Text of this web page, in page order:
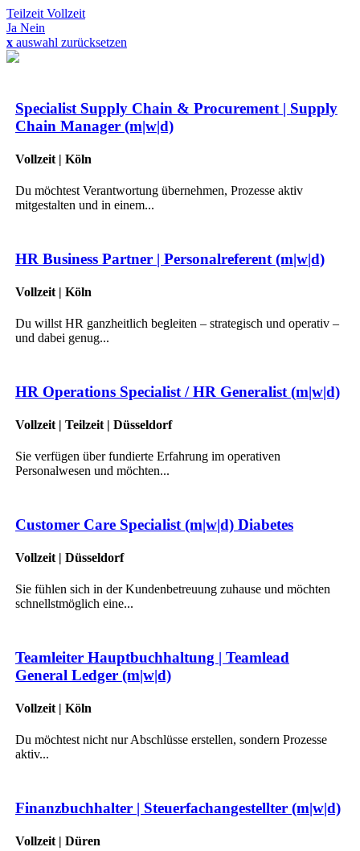
Teilzeit Vollzeit
Ja Nein
x auswahl zurücksetzen
Specialist Supply Chain & Procurement | Supply
Chain Manager (m|w|d)
Vollzeit | Köln
Du möchtest Verantwortung übernehmen, Prozesse aktiv
mitgestalten und in einem...
HR Business Partner | Personalreferent (m|w|d)
Vollzeit | Köln
Du willst HR ganzheitlich begleiten – strategisch und operativ –
und dabei genug...
HR Operations Specialist / HR Generalist (m|w|d)
Vollzeit | Teilzeit | Düsseldorf
Sie verfügen über fundierte Erfahrung im operativen
Personalwesen und möchten...
Customer Care Specialist (m|w|d) Diabetes
Vollzeit | Düsseldorf
Sie fühlen sich in der Kundenbetreuung zuhause und möchten
schnellstmöglich eine...
Teamleiter Hauptbuchhaltung | Teamlead
General Ledger (m|w|d)
Vollzeit | Köln
Du möchtest nicht nur Abschlüsse erstellen, sondern Prozesse
aktiv...
Finanzbuchhalter | Steuerfachangestellter (m|w|d)
Vollzeit | Düren